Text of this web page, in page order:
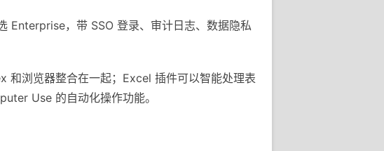
，带 SSO 登录、审计日志、数据隐私
浏览器整合在一起；Excel 插件可以智能处理表
Use 的自动化操作功能。